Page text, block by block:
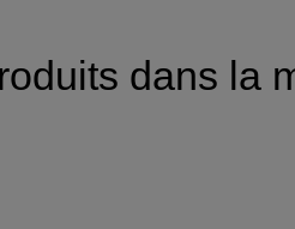
dans la